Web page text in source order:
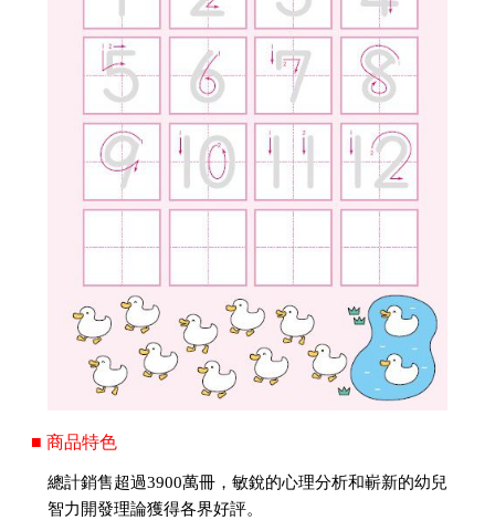
■ 商品特色
總計銷售超過3900萬冊，敏銳的心理分析和嶄新的幼兒
智力開發理論獲得各界好評。